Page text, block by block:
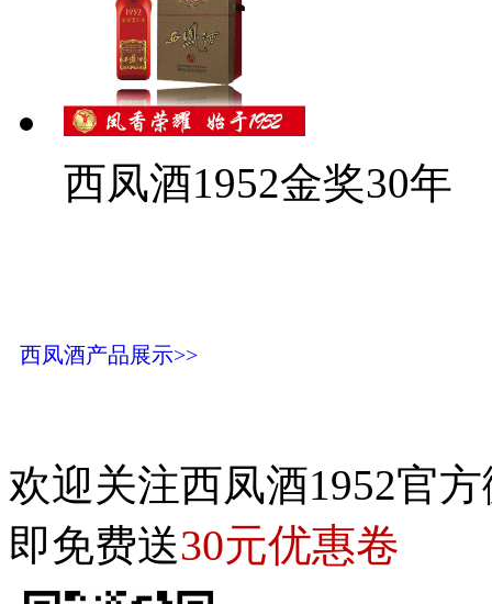
西凤酒1952金奖30年
西凤酒产品展示>>
欢迎关注西凤酒1952官
即免费送30元优惠卷